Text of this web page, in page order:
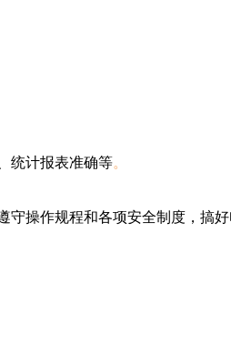
统计报表准确等。
操作规程和各项安全制度，搞